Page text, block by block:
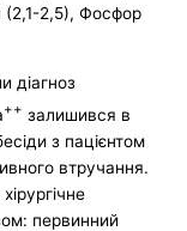
(2,1-2,5), Фосфор
діагноз
++ залишився в
з пацієнтом
втручання.
первинний